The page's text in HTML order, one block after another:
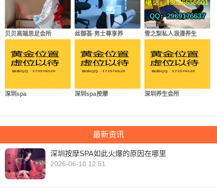
贝贝高端思足会所 丝御荟·男士尊享养 雪之梨私人浪漫养生
深圳spa 深圳spa按摩 深圳养生会所
最新资讯
深圳按摩SPA如此火爆的原因在哪里
2026-06-10 12:51